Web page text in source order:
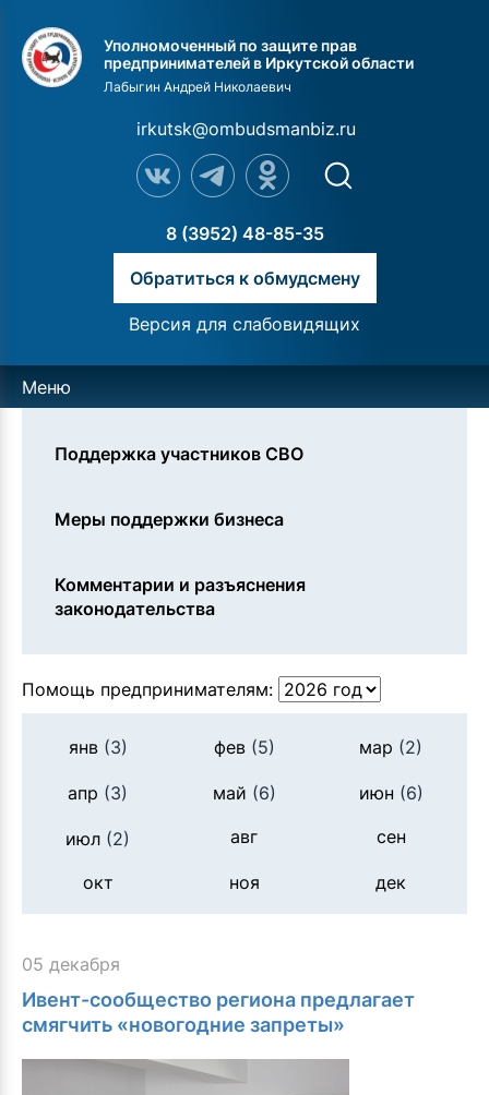
Уполномоченный по защите прав
предпринимателей в Иркутской области
Лабыгин Андрей Николаевич
irkutsk@ombudsmanbiz.ru
8 (3952) 48-85-35
Обратиться к обмудсмену
Версия для слабовидящих
Меню
Поддержка участников СВО
Меры поддержки бизнеса
Комментарии и разъяснения
законодательства
Помощь предпринимателям:
янв(3) фев(5) мар (2)
апр (3) май (6) июн (6)
июл (2) авг сен
окт ноя дек
05 декабря
Ивент-сообщество региона предлагает
смягчить «новогодние запреты»